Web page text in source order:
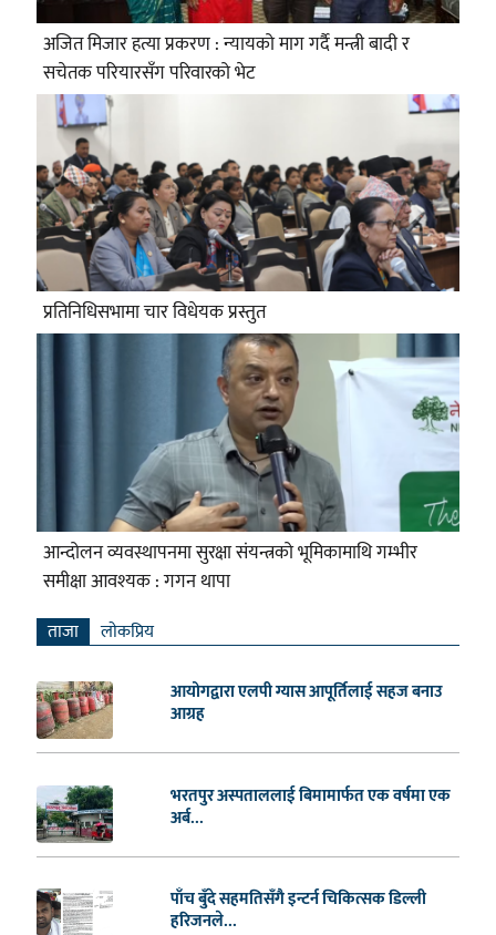
अजित मिजार हत्या प्रकरण : न्यायको माग गर्दै मन्त्री बादी र
सचेतक परियारसँग परिवारको भेट
प्रतिनिधिसभामा चार विधेयक प्रस्तुत
आन्दोलन व्यवस्थापनमा सुरक्षा संयन्त्रको भूमिकामाथि गम्भीर
समीक्षा आवश्यक : गगन थापा
ताजा लाेकप्रिय
आयोगद्वारा एलपी ग्यास आपूर्तिलाई सहज बनाउ
आग्रह
भरतपुर अस्पताललाई बिमामार्फत एक वर्षमा एक
अर्ब...
पाँच बुँदे सहमतिसँगै इन्टर्न चिकित्सक डिल्ली
हरिजनले...